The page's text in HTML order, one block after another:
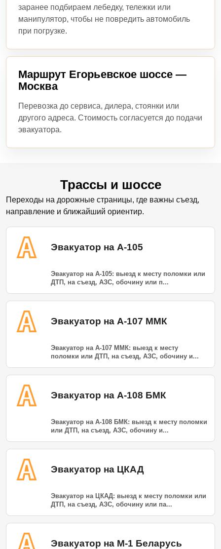
заранее подбираем лебедку, тележки или
манипулятор, чтобы не повредить автомобиль
при погрузке.
Маршрут Егорьевское шоссе —
Москва
Перевозка до сервиса, дилера, стоянки или
другого адреса. Стоимость согласуется до подачи
эвакуатора.
Трассы и шоссе
Переходы на дорожные страницы, где важны съезд,
направление и ближайший ориентир.
Эвакуатор на А-105
Эвакуатор на А-105: выезд к месту поломки или
ДТП, на съезд, АЗС, обочину или п...
Эвакуатор на А-107 ММК
Эвакуатор на А-107 ММК: выезд к месту
поломки или ДТП, на съезд, АЗС, обочину и...
Эвакуатор на А-108 БМК
Эвакуатор на А-108 БМК: выезд к месту поломки
или ДТП, на съезд, АЗС, обочину и...
Эвакуатор на ЦКАД
Эвакуатор на ЦКАД: выезд к месту поломки или
ДТП, на съезд, АЗС, обочину или па...
Эвакуатор на М-1 Беларусь